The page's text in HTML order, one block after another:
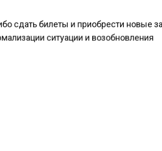
сдать билеты и приобрести новые
ситуации и возобновления